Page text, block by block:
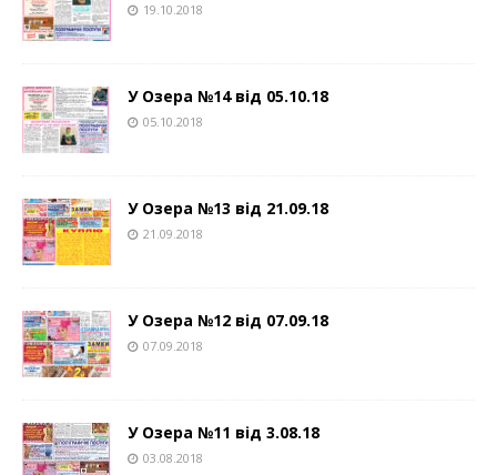
19.10.2018
У Озера №14 від 05.10.18
05.10.2018
У Озера №13 від 21.09.18
21.09.2018
У Озера №12 від 07.09.18
07.09.2018
У Озера №11 від 3.08.18
03.08.2018